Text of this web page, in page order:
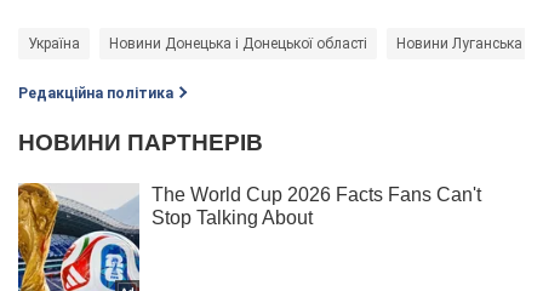
Україна Новини Донецька і Донецької області Новини Луганська і
Редакційна політика